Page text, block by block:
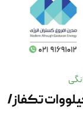
برق خورشیدی آفگرید 30 کیلووات‌ تکفاز/